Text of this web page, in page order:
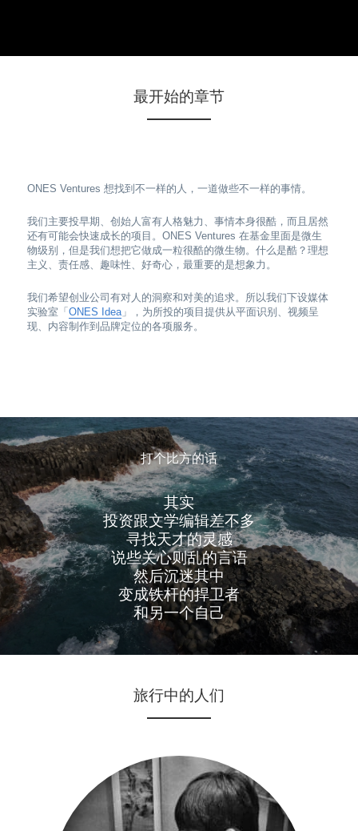
最开始的章节
ONES Ventures 想找到不一样的人，一道做些不一样的事情。
我们主要投早期、创始人富有人格魅力、事情本身很酷，而且居然
还有可能会快速成长的项目。ONES Ventures 在基金里面是微生
物级别，但是我们想把它做成一粒很酷的微生物。什么是酷？理想
主义、责任感、趣味性、好奇心，最重要的是想象力。
我们希望创业公司有对人的洞察和对美的追求。所以我们下设媒体
实验室「 ONES Idea」，为所投的项目提供从平面识别、视频呈
现、内容制作到品牌定位的各项服务。
打个比方的话
其实
投资跟文学编辑差不多
寻找天才的灵感
说些关心则乱的言语
然后沉迷其中
变成铁杆的捍卫者
和另一个自己
旅行中的人们